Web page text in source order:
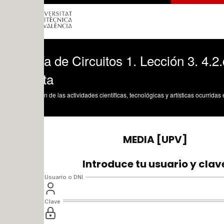
de Circuitos 1. Lección 3. 4.2.d
de las actividades científicas, tecnológicas y artísticas ocurridas en los tres